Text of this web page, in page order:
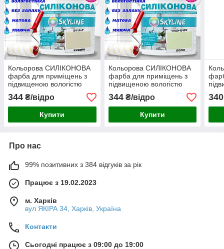
Кольорова СИЛІКОНОВА
фарба для приміщень з
підвищеною вологістю
миюча протигрибкова
матова емаль SkyLine
Кремін 1 л
344 ₴/відро
Купити
Кольорова СИЛІКОНОВА
фарба для приміщень з
підвищеною вологістю
миюча протигрибкова
матова емаль SkyLine
Лессі 1 л
344₴/відро
Купити
340
Про нас
99% позитивних з 384 відгуків за рік
Працює з 19.02.2023
м. Харків
вул ЯКІРА 34, Харків, Україна
Контакти
Сьогодні працює з 09:00 до 19:00